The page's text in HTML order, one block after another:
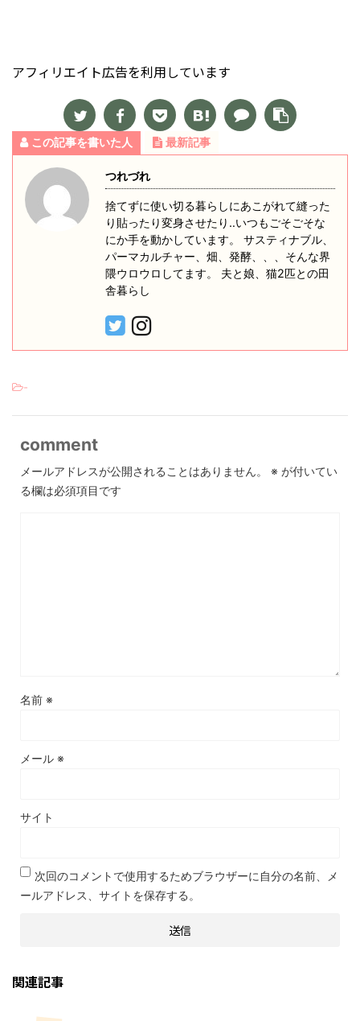
アフィリエイト広告を利用しています
この記事を書いた人 最新記事
つれづれ
捨てずに使い切る暮らしにあこがれて縫った
り貼ったり変身させたり‥いつもごそごそな
にか手を動かしています。 サスティナブル、
パーマカルチャー、畑、発酵、、、そんな界
隈ウロウロしてます。 夫と娘、猫2匹との田
舎暮らし
-
comment
メールアドレスが公開されることはありません。 ※ が付いてい
る欄は必須項目です
名前 ※
メール ※
サイト
次回のコメントで使用するためブラウザーに自分の名前、メ
ールアドレス、サイトを保存する。
関連記事